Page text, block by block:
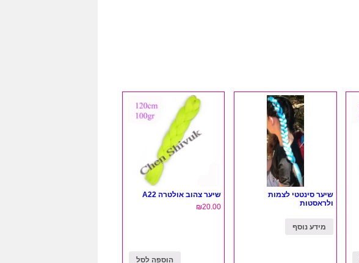
שיער סינטטי לצמות
ולראסטות
מידע נוסף
שיער צהוב אולטרה A22
₪20.00
הוספה לסל